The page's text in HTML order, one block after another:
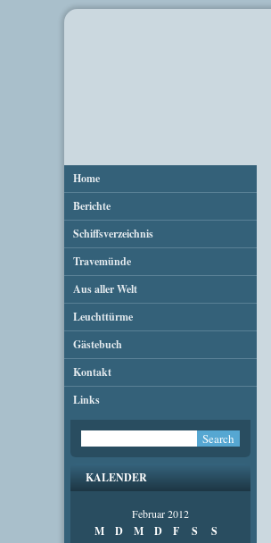
Home
Berichte
Schiffsverzeichnis
Travemünde
Aus aller Welt
Leuchttürme
Gästebuch
Kontakt
Links
KALENDER
Februar 2012
M D M D F S S